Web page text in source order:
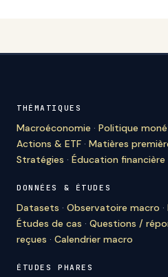
THÉMATIQUES
Macroéconomie · Politique
Actions & ETF · Matières
Stratégies · Éducation financière
DONNÉES & ÉTUDES
Datasets · Observatoire macro ·
Études de cas · Questions /
reçues · Calendrier macro
ÉTUDES PHARES